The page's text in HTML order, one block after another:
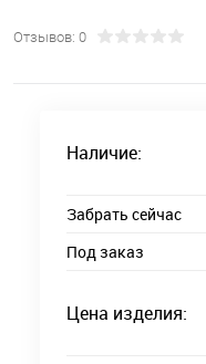
Отзывов: 0
Наличие:
Забрать сейчас
Под заказ
Цена изделия: